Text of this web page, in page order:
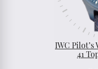
IWC Pilot’s
41